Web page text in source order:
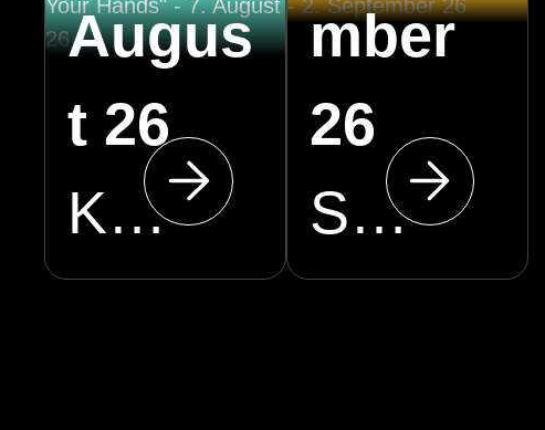
Augus
t 26
Klosterkirche Cottbus
mber
26
Stadthalle Cottbus